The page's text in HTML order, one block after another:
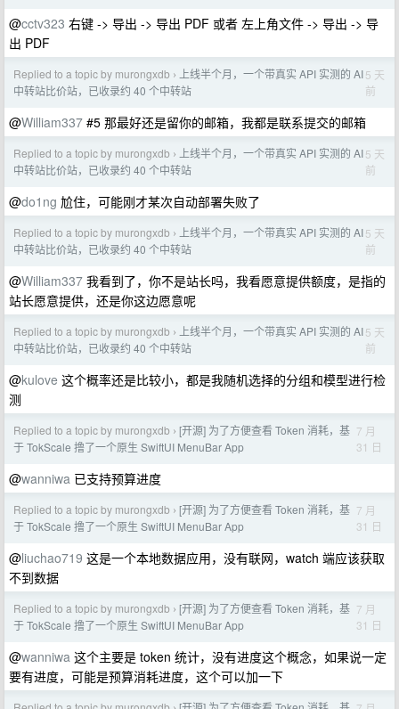
@cctv323 右键 -> 导出 -> 导出 PDF 或者 左上角文件 -> 导出 -> 导
出 PDF
Replied to a topic by murongxdb ›
上线半个月，一个带真实 API 实测的 AI
中转站比价站，已收录约 40 个中转站
5 天
前
@William337 #5 那最好还是留你的邮箱，我都是联系提交的邮箱
Replied to a topic by murongxdb ›
上线半个月，一个带真实 API 实测的 AI
中转站比价站，已收录约 40 个中转站
5 天
前
@do1ng 尬住，可能刚才某次自动部署失败了
Replied to a topic by murongxdb ›
上线半个月，一个带真实 API 实测的 AI
中转站比价站，已收录约 40 个中转站
5 天
前
@William337 我看到了，你不是站长吗，我看愿意提供额度，是指的
站长愿意提供，还是你这边愿意呢
Replied to a topic by murongxdb ›
上线半个月，一个带真实 API 实测的 AI
中转站比价站，已收录约 40 个中转站
5 天
前
@kulove 这个概率还是比较小，都是我随机选择的分组和模型进行检
测
Replied to a topic by murongxdb › [开源] 为了方便查看 Token 消耗，基
于 TokScale 撸了一个原生 SwiftUI MenuBar App
7 月
31 日
@wanniwa 已支持预算进度
Replied to a topic by murongxdb › [开源] 为了方便查看 Token 消耗，基
于 TokScale 撸了一个原生 SwiftUI MenuBar App
7 月
31 日
@liuchao719 这是一个本地数据应用，没有联网，watch 端应该获取
不到数据
Replied to a topic by murongxdb › [开源] 为了方便查看 Token 消耗，基
于 TokScale 撸了一个原生 SwiftUI MenuBar App
7 月
31 日
@wanniwa 这个主要是 token 统计，没有进度这个概念，如果说一定
要有进度，可能是预算消耗进度，这个可以加一下